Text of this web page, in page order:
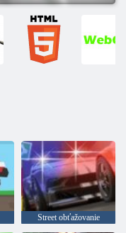
Street obťažovanie